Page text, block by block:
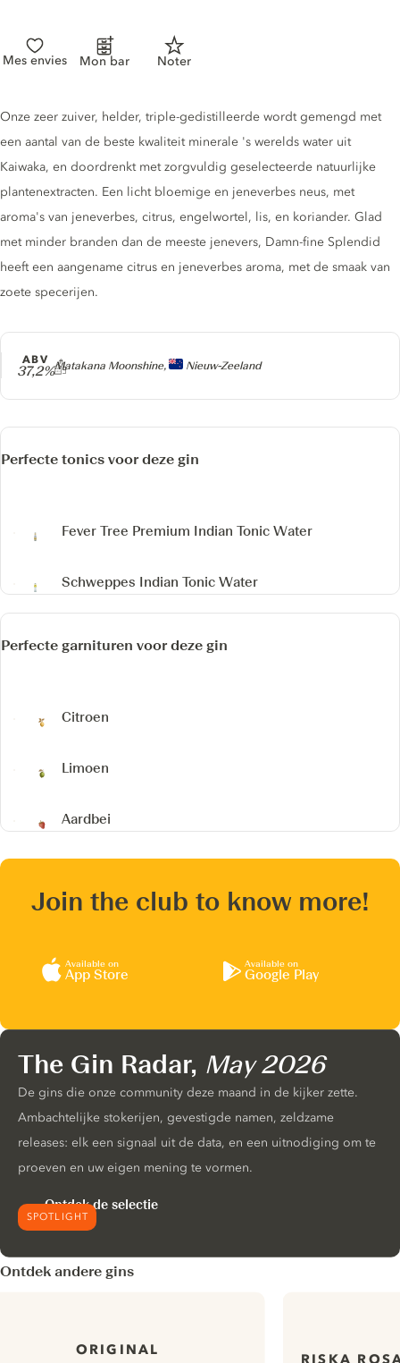
Mes envies Mon bar Noter
Producer
Matakana Moonshine, Nieuw-Zeeland
ABV
37,2%
Gin description
Onze zeer zuiver, helder, triple-gedistilleerde wordt gemengd met
een aantal van de beste kwaliteit minerale 's werelds water uit
Kaiwaka, en doordrenkt met zorgvuldig geselecteerde natuurlijke
plantenextracten. Een licht bloemige en jeneverbes neus, met
aroma's van jeneverbes, citrus, engelwortel, lis, en koriander. Glad
met minder branden dan de meeste jenevers, Damn-fine Splendid
heeft een aangename citrus en jeneverbes aroma, met de smaak van
zoete specerijen.
Perfecte tonics voor deze gin
Fever Tree Premium Indian Tonic Water
Schweppes Indian Tonic Water
Perfecte garnituren voor deze gin
Citroen
Limoen
Aardbei
Join the club to know more!
Available on
App Store
Available on
Google Play
SPOTLIGHT
The Gin Radar, May 2026
De gins die onze community deze maand in de kijker zette.
Ambachtelijke stokerijen, gevestigde namen, zeldzame
releases: elk een signaal uit de data, en een uitnodiging om te
proeven en uw eigen mening te vormen.
Ontdek de selectie
Ontdek andere gins
ORIGINAL
RISKA